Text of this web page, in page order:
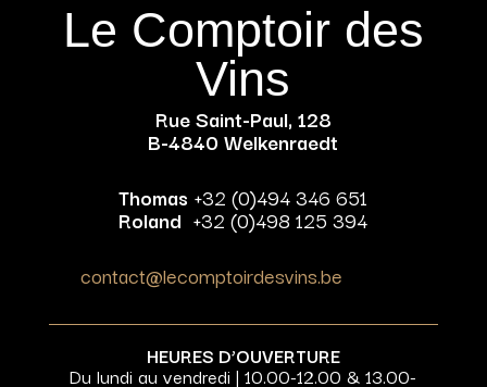
Le Comptoir des
Vins
Rue Saint-Paul, 128
B-4840 Welkenraedt
Thomas +32 (0)494 346 651
Roland +32 (0)498 125 394
contact@lecomptoirdesvins.be
HEURES D’OUVERTURE
Du lundi au vendredi | 10.00-12.00 & 13.00-